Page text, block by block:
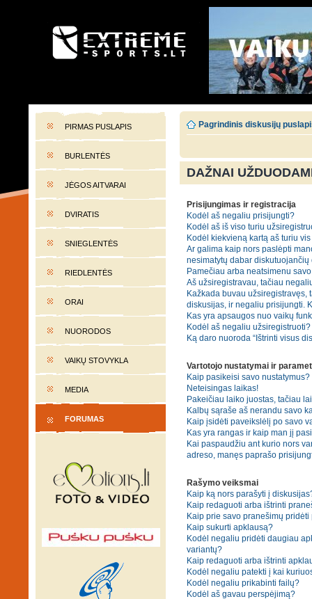
EXTREME-SPORTS.LT
PIRMAS PUSLAPIS
BURLENTĖS
JĖGOS AITVARAI
DVIRATIS
SNIEGLENTĖS
RIEDLENTĖS
ORAI
NUORODOS
VAIKŲ STOVYKLA
MEDIA
FORUMAS
Pagrindinis diskusijų
DAŽNAI
Prisijungimas ir registracija
Kodėl aš negaliu prisijungti?
Kodėl aš iš viso turiu
Kodėl kiekvieną kartą aš turiu
Ar galima kaip nors paslėpti
nesimatytų dabar
Pamečiau arba neatsimenu
Aš užsiregistravau, tačiau
Kažkada buvau užsiregistravęs,
diskusijas, ir negaliu prisijungti.
Kas yra apsaugos nuo vaikų
Kodėl aš negaliu užsiregistruoti?
Ką daro nuoroda “Ištrinti visus
Vartotojo nustatymai ir
Kaip pasikeisi savo nustatymus?
Neteisingas laikas!
Pakeičiau laiko juostas, tačiau
Kalbų sąraše aš nerandu savo
Kaip įsidėti paveikslėlį po savo
Kas yra rangas ir kaip man jį
Kai paspaudžiu ant kurio nors
adreso, manęs paprašo
Rašymo veiksmai
Kaip ką nors parašyti į
Kaip redaguoti arba ištrinti
Kaip prie savo pranešimų pridėti
Kaip sukurti apklausą?
Kodėl negaliu pridėti daugiau
variantų?
Kaip redaguoti arba ištrinti
Kodėl negaliu patekti į kai
Kodėl negaliu prikabinti failų?
Kodėl aš gavau perspėjimą?